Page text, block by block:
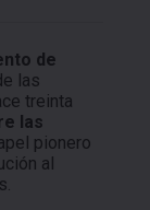
de
las
treinta
las
pionero
al